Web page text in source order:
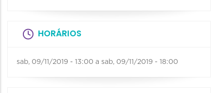
HORÁRIOS
sab, 09/11/2019 - 13:00 a sab, 09/11/2019 - 18:00